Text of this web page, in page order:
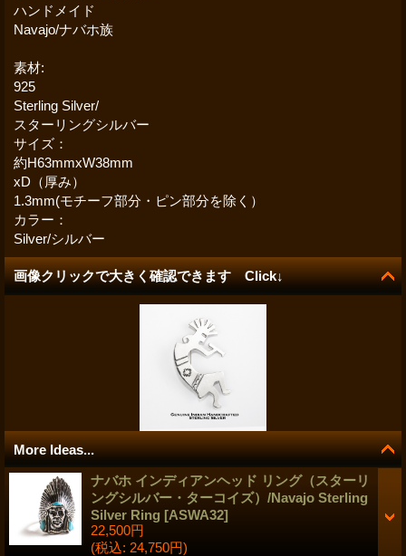
ハンドメイド
Navajo/ナバホ族
素材:
925
Sterling Silver/
スターリングシルバー
サイズ：
約H63mmxW38mm
xD（厚み）
1.3mm(モチーフ部分・ピン部分を除く）
カラー：
Silver/シルバー
画像クリックで大きく確認できます Click↓
More Ideas...
ナバホ インディアンヘッド リング（スターリ
ングシルバー・ターコイズ）/Navajo Sterling
Silver Ring [ASWA32]
22,500円
(税込: 24,750円)